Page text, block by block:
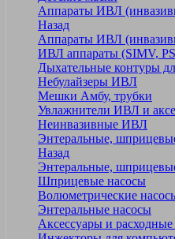
Аппараты ИВЛ
Назад
Аппараты ИВЛ
ИВЛ аппараты (SIMV,
Дыхательные контуры
Небулайзеры ИВЛ
Мешки Амбу, трубки
Увлажнители ИВЛ и
Неинвазивные ИВЛ
Энтеральные,
Назад
Энтеральные,
Шприцевые насосы
Волюметрические
Энтеральные насосы
Аксессуары и